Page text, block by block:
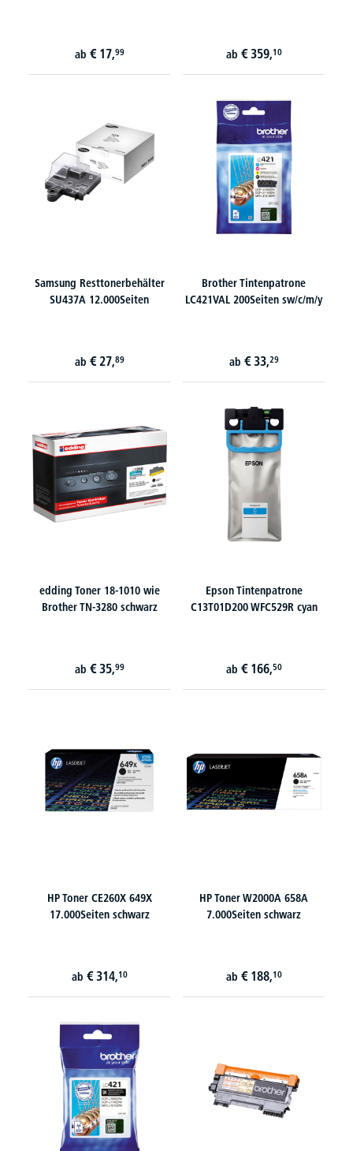
ab € 17,99 ab € 359,10
Samsung Resttonerbehälter
SU437A 12.000Seiten
ab € 27,89
Brother Tintenpatrone
LC421VAL 200Seiten sw/c/m/y
ab € 33,29
edding Toner 18-1010 wie
Brother TN-3280 schwarz
ab € 35,99
Epson Tintenpatrone
C13T01D200 WFC529R cyan
ab € 166,50
HP Toner CE260X 649X
17.000Seiten schwarz
ab € 314,10
HP Toner W2000A 658A
7.000Seiten schwarz
ab € 188,10